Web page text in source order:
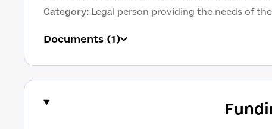
Category: Legal person providing the needs of
Documents (1)